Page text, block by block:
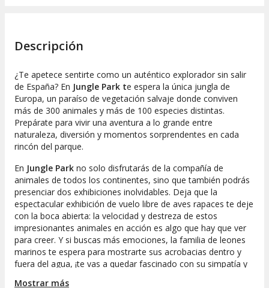
Descripción
¿Te apetece sentirte como un auténtico explorador sin salir
de España? En Jungle Park te espera la única jungla de
Europa, un paraíso de vegetación salvaje donde conviven
más de 300 animales y más de 100 especies distintas.
Prepárate para vivir una aventura a lo grande entre
naturaleza, diversión y momentos sorprendentes en cada
rincón del parque.
En Jungle Park no solo disfrutarás de la compañía de
animales de todos los continentes, sino que también podrás
presenciar dos exhibiciones inolvidables. Deja que la
espectacular exhibición de vuelo libre de aves rapaces te deje
con la boca abierta: la velocidad y destreza de estos
impresionantes animales en acción es algo que hay que ver
para creer. Y si buscas más emociones, la familia de leones
marinos te espera para mostrarte sus acrobacias dentro y
fuera del agua, ¡te vas a quedar fascinado con su simpatía y
Mostrar más